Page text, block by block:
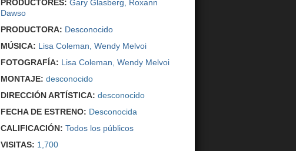
PRODUCTORES: Gary Glasberg
Roxann
Dawso
PRODUCTORA: Desconocido
MÚSICA: Lisa Coleman Wendy Melvoi
FOTOGRAFÍA: Lisa Coleman Wendy Melvoi
MONTAJE: desconocido
DIRECCIÓN ARTÍSTICA: desconocido
FECHA DE ESTRENO: Desconocida
CALIFICACIÓN: Todos los públicos
VISITAS: 1,700